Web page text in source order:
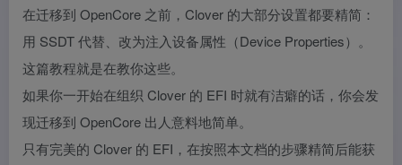
在迁移到 OpenCore 之前，Clover 的大部分设置都要精简：
用 SSDT 代替、改为注入设备属性（Device Properties）。
这篇教程就是在教你这些。
如果你一开始在组织 Clover 的 EFI 时就有洁癖的话，你会发
现迁移到 OpenCore 出人意料地简单。
只有完美的 Clover 的 EFI，在按照本文档的步骤精简后能获